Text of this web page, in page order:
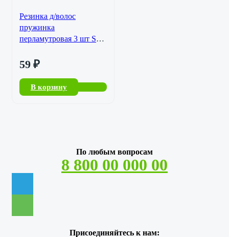
Резинка д/волос
пружинка
перламутровая 3 шт SL-
59 ₽
В корзину
По любым вопросам
8 800 00 000 00
Присоединяйтесь к нам: